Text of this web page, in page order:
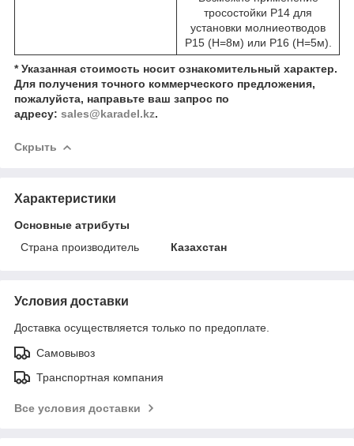
тросостойки Р14 для
установки молниеотводов
Р15 (Н=8м) или Р16 (Н=5м).
* Указанная стоимость носит ознакомительный характер.
Для получения точного коммерческого предложения,
пожалуйста, направьте ваш запрос по
адресу: sales@karadel.kz.
Скрыть
Характеристики
Основные атрибуты
Страна производитель
Казахстан
Условия доставки
Доставка осуществляется только по предоплате.
Самовывоз
Транспортная компания
Все условия доставки